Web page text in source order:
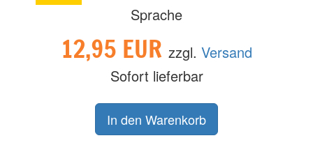
Sprache
12,95 EUR zzgl. Versand
Sofort lieferbar